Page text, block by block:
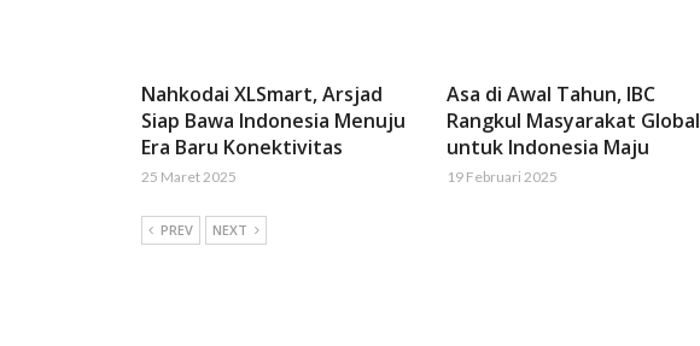
Nahkodai XLSmart, Arsjad
Siap Bawa Indonesia Menuju
Era Baru Konektivitas
25 Maret 2025
Asa di Awal Tahun, IBC
Rangkul Masyarakat Global
untuk Indonesia Maju
19 Februari 2025
PREV NEXT